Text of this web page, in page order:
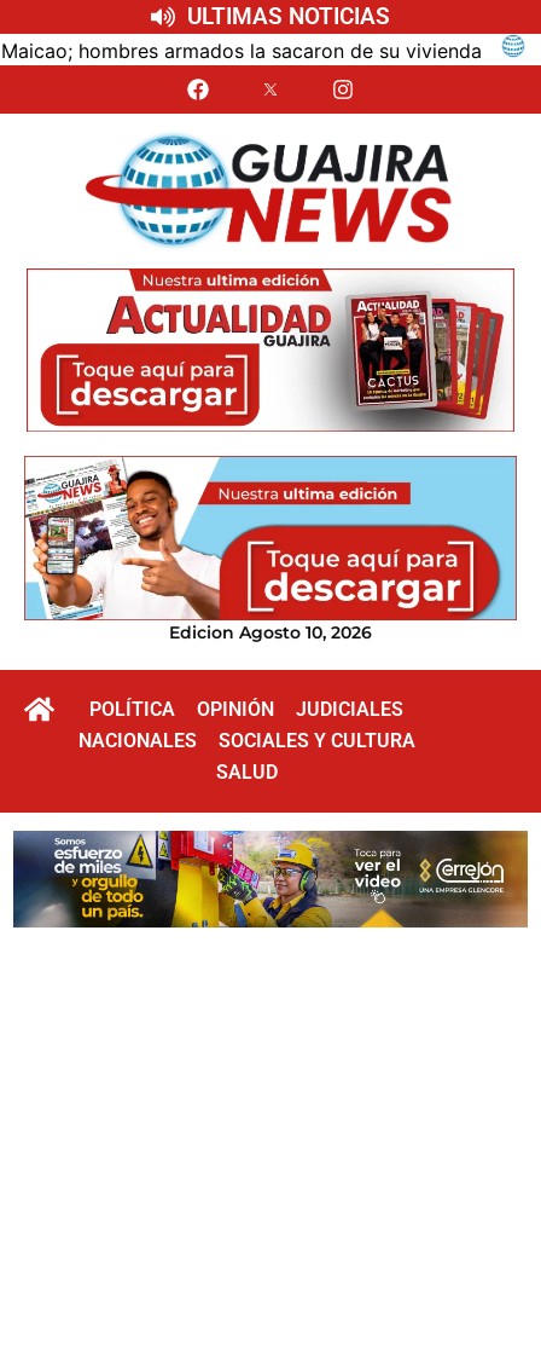
ULTIMAS NOTICIAS
armados la sacaron de su vivienda ÚLTIMO
Edicion Agosto 10, 2026
POLÍTICA OPINIÓN
JUDICIALES
NACIONALES
SOCIALES Y CULTURA
SALUD